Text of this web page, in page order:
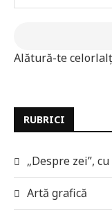
Alătură-te
RUBRICI
„Despre zei”,
Artă grafică